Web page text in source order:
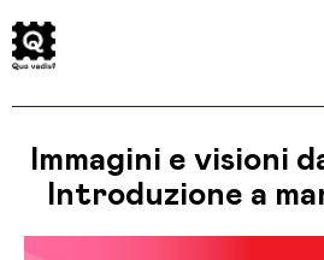
Immagini e visioni
Introduzione a